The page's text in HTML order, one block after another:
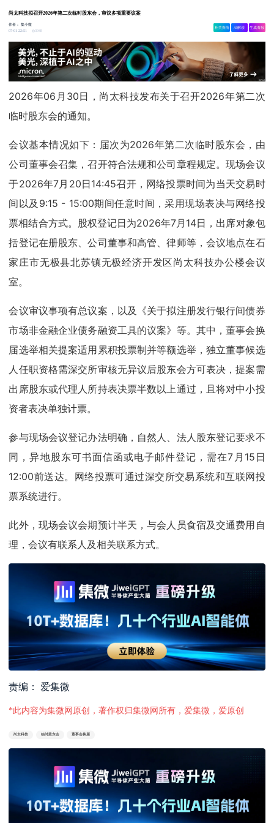
尚太科技拟召开2026年第二次临时股东会，审议多项重要议案
作者：集小微
07-01 22:51
3948
相关舆情 AI解读 生成海报
2026年06月30日，尚太科技发布关于召开2026年第二次
临时股东会的通知。
会议基本情况如下：届次为2026年第二次临时股东会，由
公司董事会召集，召开符合法规和公司章程规定。现场会议
于2026年7月20日14:45召开，网络投票时间为当天交易时
间以及9:15 - 15:00期间任意时间，采用现场表决与网络投
票相结合方式。股权登记日为2026年7月14日，出席对象包
括登记在册股东、公司董事和高管、律师等，会议地点在石
家庄市无极县北苏镇无极经济开发区尚太科技办公楼会议
室。
会议审议事项有总议案，以及《关于拟注册发行银行间债券
市场非金融企业债务融资工具的议案》等。其中，董事会换
届选举相关提案适用累积投票制并等额选举，独立董事候选
人任职资格需深交所审核无异议后股东会方可表决，提案需
出席股东或代理人所持表决票半数以上通过，且将对中小投
资者表决单独计票。
参与现场会议登记办法明确，自然人、法人股东登记要求不
同，异地股东可书面信函或电子邮件登记，需在7月15日
12:00前送达。网络投票可通过深交所交易系统和互联网投
票系统进行。
此外，现场会议会期预计半天，与会人员食宿及交通费用自
理，会议有联系人及相关联系方式。
责编： 爱集微
*此内容为集微网原创，著作权归集微网所有，爱集微，爱原创
尚太科技 临时股东会 董事会换届